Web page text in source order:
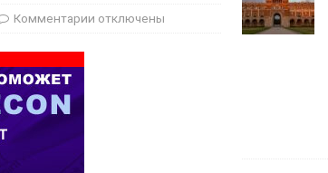
Комментарии отключены